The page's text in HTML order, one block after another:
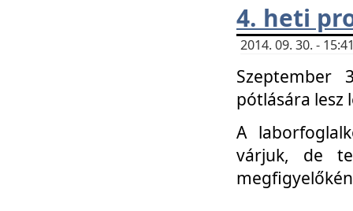
4. heti
2014. 09. 30. -
Szeptember
pótlására lesz
A
várjuk, de